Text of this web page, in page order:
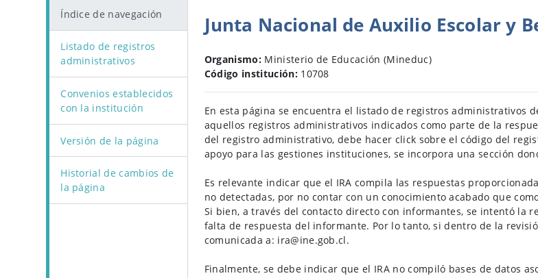
Índice de navegación
Listado de registros
administrativos
Convenios establecidos
con la institución
Versión de la página
Historial de cambios de
la página
Junta Nacional de Auxilio Escolar y
Organismo: Ministerio de Educación (Mineduc)
Código institución:10708
En esta página se encuentra el listado de registros administrativos
aquellos registros administrativos indicados como parte de la
del registro administrativo, debe hacer click sobre el código del
apoyo para las gestiones instituciones, se incorpora una sección
Es relevante indicar que el IRA compila las respuestas
no detectadas, por no contar con un conocimiento acabado que
Si bien, a través del contacto directo con informantes, se intentó la
falta de respuesta del informante. Por lo tanto, si dentro de la
comunicada a: ira@ine.gob.cl.
Finalmente, se debe indicar que el IRA no compiló bases de datos